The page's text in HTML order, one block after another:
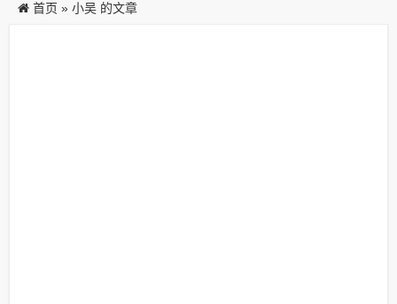
首页 » 小吴 的文章